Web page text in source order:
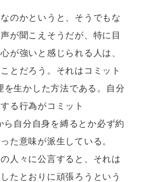
のかというと、そうでもな
が聞こえそうだが、特に目
が強いと感じられる人は、
とだろう。それはコミット
生かした方法である。自分
る行為がコミット
ら自分自身を縛るとか必ず約
た意味が派生している。
人々に公言すると、それは
たとおりに頑張ろうという